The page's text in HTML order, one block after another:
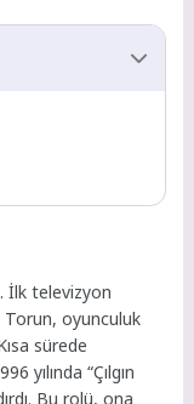
İlk televizyon
Torun, oyunculuk
sürede
yılında “Çılgın
Bu rolü, ona